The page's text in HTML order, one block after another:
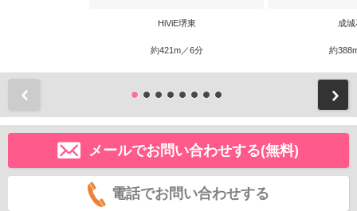
HiViE堺東
約421m／6分
成
約
メールでお問い合わせする(無料)
電話でお問い合わせする